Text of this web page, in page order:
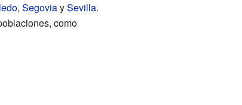
, SegoviaySevilla.
como